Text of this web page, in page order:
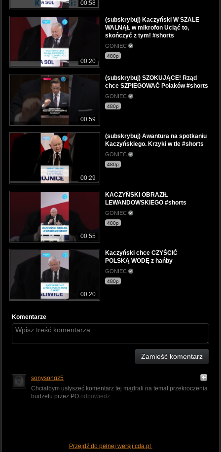
00:58
00:20
(subskrybuj) Kaczyński W SZALE
WALNĄŁ w mikrofon Uciąć to,
skończyć z tym! #shorts
GONIEC
480p
00:59
(subskrybuj) SZOKUJĄCE! Rząd
chce SZPIEGOWAĆ Polaków #shorts
GONIEC
480p
00:29
(subskrybuj) Awantura na spotkaniu
Kaczyńskiego. Krzyki w tle #shorts
GONIEC
480p
00:55
KACZYŃSKI OBRAZIŁ
LEWANDOWSKIEGO #shorts
GONIEC
480p
00:20
Kaczyński chce CZYŚCIĆ
POLSKĄ WODĘ z hańby
GONIEC
480p
Komentarze
Zamieść komentarz
sonysongz5
Chciałbym usłyszeć komentarz tej mądrali na temat przekroczenia
budżetu przez PO odpowiedz
Przejdź do pełnej wersji cda.pl